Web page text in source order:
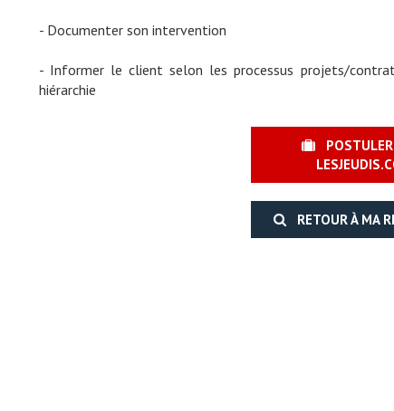
- Documenter son intervention
- Informer le client selon les processus projets/
hiérarchie
POSTULER
RETOUR À MA